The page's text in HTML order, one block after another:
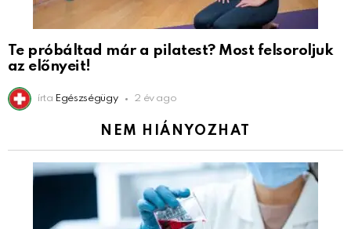
Te próbáltad már a pilatest? Most felsoroljuk
az előnyeit!
írta Egészségügy 2 év ago
NEM HIÁNYOZHAT